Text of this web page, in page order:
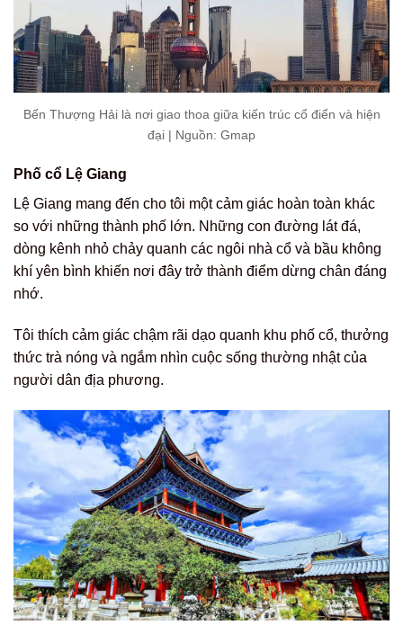
Bến Thượng Hải là nơi giao thoa giữa kiến trúc cổ điển và hiện
đại | Nguồn: Gmap
Phố cổ Lệ Giang
Lệ Giang mang đến cho tôi một cảm giác hoàn toàn khác
so với những thành phố lớn. Những con đường lát đá,
dòng kênh nhỏ chảy quanh các ngôi nhà cổ và bầu không
khí yên bình khiến nơi đây trở thành điểm dừng chân đáng
nhớ.
Tôi thích cảm giác chậm rãi dạo quanh khu phố cổ, thưởng
thức trà nóng và ngắm nhìn cuộc sống thường nhật của
người dân địa phương.